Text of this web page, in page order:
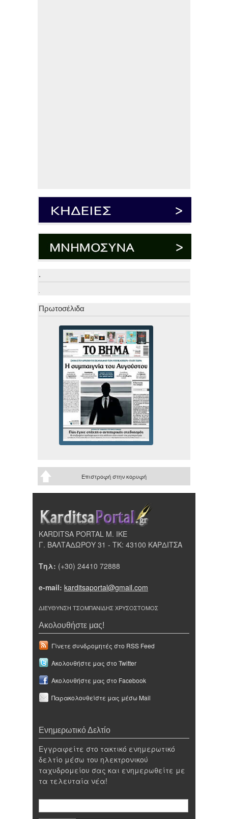
.
.
Πρωτοσέλιδα
Επιστροφή στην κορυφή
KARDITSA PORTAL Μ. ΙΚΕ
Γ. ΒΑΛΤΑΔΩΡΟΥ 31 - ΤΚ: 43100 ΚΑΡΔΙΤΣΑ
Τηλ: (+30) 24410 72888
e-mail: karditsaportal@gmail.com
ΔΙΕΥΘΥΝΣΗ ΤΣΟΜΠΑΝΙΔΗΣ ΧΡΥΣΟΣΤΟΜΟΣ
Ακολουθήστε μας!
Γίνετε συνδρομητές στο RSS Feed
Ακολουθήστε μας στο Twitter
Ακολουθήστε μας στο Facebook
Παρακολουθείστε μας μέσω Mail
Ενημερωτικό Δελτίο
Εγγραφείτε στο τακτικό ενημερωτικό
δελτίο μέσω του ηλεκτρονικού
ταχυδρομείου σας και ενημερωθείτε με
τα τελευταία νέα!